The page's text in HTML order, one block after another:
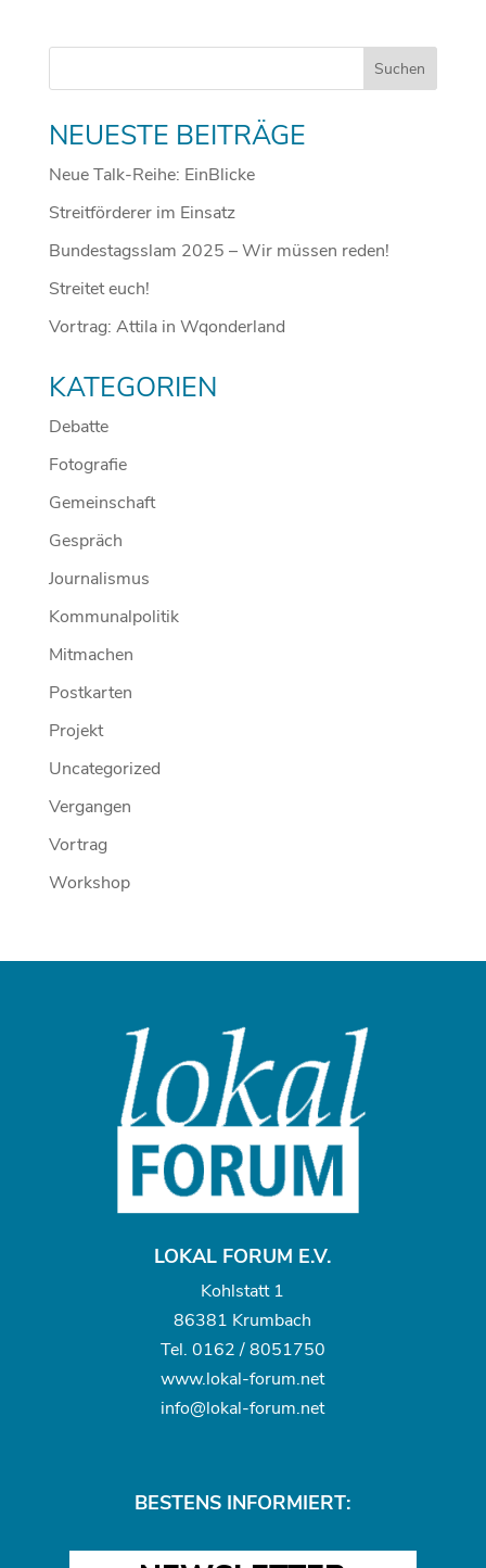
NEUESTE BEITRÄGE
Neue Talk-Reihe: EinBlicke
Streitförderer im Einsatz
Bundestagsslam 2025 – Wir müssen reden!
Streitet euch!
Vortrag: Attila in Wqonderland
KATEGORIEN
Debatte
Fotografie
Gemeinschaft
Gespräch
Journalismus
Kommunalpolitik
Mitmachen
Postkarten
Projekt
Uncategorized
Vergangen
Vortrag
Workshop
LOKAL FORUM E.V.
Kohlstatt 1
86381 Krumbach
Tel. 0162 / 8051750
www.lokal-forum.net
info@lokal-forum.net
BESTENS INFORMIERT: